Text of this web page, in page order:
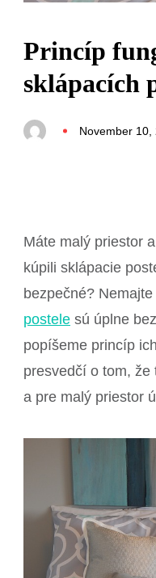
Princíp
sklápacích
November 10,
Máte malý priestor
kúpili sklápacie
bezpečné?
postele sú úplne
popíšeme princíp
presvedčí o tom,
a pre malý priestor